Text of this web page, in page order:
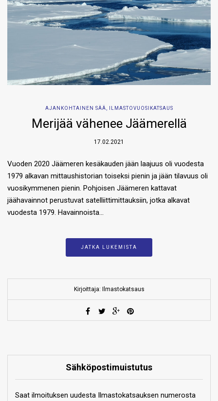
AJANKOHTAINEN SÄÄ, ILMASTOVUOSIKATSAUS
Merijää vähenee Jäämerellä
17.02.2021
Vuoden 2020 Jäämeren kesäkauden jään laajuus oli vuodesta
1979 alkavan mittaushistorian toiseksi pienin ja jään tilavuus oli
vuosikymmenen pienin. Pohjoisen Jäämeren kattavat
jäähavainnot perustuvat satelliittimittauksiin, jotka alkavat
vuodesta 1979. Havainnoista…
JATKA LUKEMISTA
Kirjoittaja: Ilmastokatsaus
Sähköpostimuistutus
Saat ilmoituksen uudesta Ilmastokatsauksen numerosta